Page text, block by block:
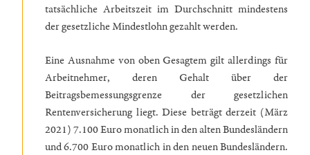
tatsächliche Arbeitszeit im Durchschnitt mindestens
der gesetzliche Mindestlohn gezahlt werden.
Eine Ausnahme von oben Gesagtem gilt allerdings für
Arbeitnehmer, deren Gehalt über der
Beitragsbemessungsgrenze der gesetzlichen
Rentenversicherung liegt. Diese beträgt derzeit (März
2021) 7.100 Euro monatlich in den alten Bundesländern
und 6.700 Euro monatlich in den neuen Bundesländern.